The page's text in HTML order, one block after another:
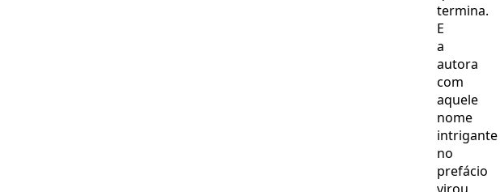
termina.
E
a
autora
com
aquele
nome
intrigante
no
prefácio